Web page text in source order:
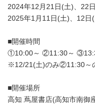
2024年12月21日(土)、22
2025年1月11日(土)、12日
■開催時間
①10:00～ ②11:30～
※12/21(土)のみ②11:30～
■開催場所
高知 蔦屋書店(高知市南御